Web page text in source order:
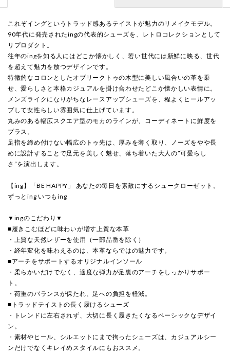
これぞイングというトラッド感あるテイストが魅力のリメイクモデル。
90年代に発売されたingの代表的シューズを、レトロコレクションとして
リプロダクト。
往年のingを知る人にはどこか懐かしく、若い世代には新鮮に映る、世代
を超えて魅力を放つデザインです。
特徴的なコロンとしたオブリークトゥの木型に美しい風合いの革を乗
せ、愛らしさと本格カジュアルを掛け合わせたどこか懐かしい表情に。
メンズライクになりがちなレースアップシューズを、程よくヒールアッ
プして女性らしい雰囲気に仕上げています。
丸みのある幅広スクエア型のモカのラインが、コーディネートに鮮度を
プラス。
足指を締め付けない幅広のトゥ先は、厚みを薄く取り、ノーズをやや長
めに設計することで足元を美しく魅せ、落ち着いた大人の”可愛らし
さ”を演出します。
【ing】「BE HAPPY」 あなたの毎日を素敵にするシュークローゼット。
ずっとing いつもing
▼ingのこだわり▼
■履きこむほどに味わいが増す上質な本革
・上質な天然レザーを使用（一部品番を除く）
・経年変化を味わえるのは、本革ならではの魅力です。
■アーチをサポートするオリジナルインソール
・柔らかいだけでなく、適度な弾力が足裏のアーチをしっかりサポー
ト。
・荷重のバランスが保たれ、足への負担を軽減。
■トラッドテイストの長く履けるシューズ
・トレンドに左右されず、大切に長く履きたくなるベーシックなデザイ
ン。
・素材やヒール、シルエットにまで拘ったシューズは、カジュアルシー
ンだけでなくキレイめスタイルにもおススメ。